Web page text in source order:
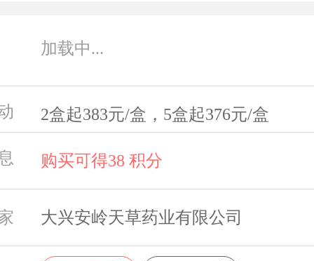
加载中...
2盒起383元/盒，5盒起376元/盒
购买可得38 积分
大兴安岭天草药业有限公司